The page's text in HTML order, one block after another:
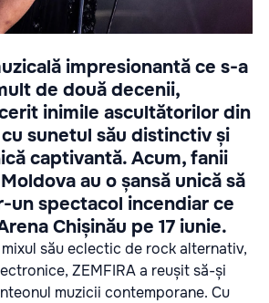
impresionantă ce s-a
de două decenii,
inimile ascultătorilor din
sunetul său distinctiv și
captivantă. Acum, fanii
au o șansă unică să
un spectacol incendiar ce
Chișinău pe 17 iunie.
său eclectic de rock alternativ,
ZEMFIRA a reușit să-și
muzicii contemporane. Cu